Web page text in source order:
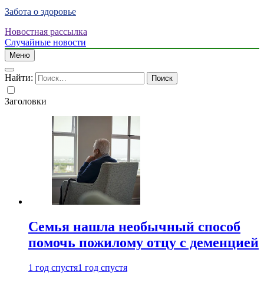
Забота о здоровье
Новостная рассылка
Случайные новости
Меню
Найти:
Заголовки
Семья нашла необычный способ
помочь пожилому отцу с деменцией
1 год спустя1 год спустя